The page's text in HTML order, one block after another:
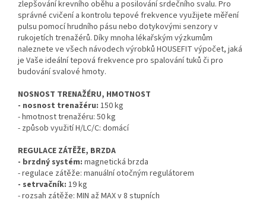
zlepšování krevního oběhu a posilování srdečního svalu. Pro
správné cvičení a kontrolu tepové frekvence využijete měření
pulsu pomocí hrudního pásu nebo dotykovými senzory v
rukojetích trenažérů. Díky mnoha lékařským výzkumům
naleznete ve všech návodech výrobků HOUSEFIT výpočet, jaká
je Vaše ideální tepová frekvence pro spalování tuků či pro
budování svalové hmoty.
NOSNOST TRENAŽÉRU, HMOTNOST
- nosnost trenažéru: 150 kg
- hmotnost trenažéru: 50 kg
- způsob využití H/LC/C: domácí
REGULACE ZÁTĚŽE, BRZDA
- brzdný systém: magnetická brzda
- regulace zátěže: manuální otočným regulátorem
- setrvačník: 19 kg
- rozsah zátěže: MIN až MAX v 8 stupních